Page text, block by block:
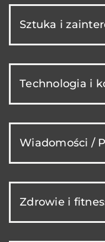
Sztuka i
Technologia i
Wiadomości /
Zdrowie i